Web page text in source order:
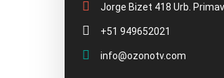
Jorge Bizet 418 Urb.
+51 949652021
info@ozonotv.com